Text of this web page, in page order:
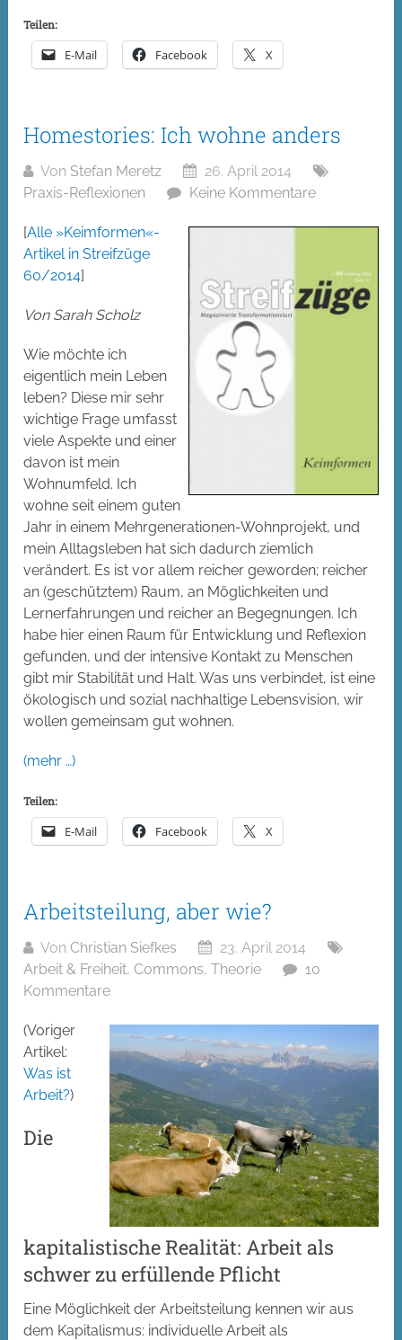
Teilen:
E-Mail Facebook X
Homestories: Ich wohne anders
Von Stefan Meretz
26. April 2014
Praxis-Reflexionen
Keine Kommentare
[Alle »Keimformen«-
Artikel in Streifzüge
60/2014]
Von Sarah Scholz
Wie möchte ich
eigentlich mein Leben
leben? Diese mir sehr
wichtige Frage umfasst
viele Aspekte und einer
davon ist mein
Wohnumfeld. Ich
wohne seit einem guten
Jahr in einem Mehrgenerationen-Wohnprojekt, und
mein Alltagsleben hat sich dadurch ziemlich
verändert. Es ist vor allem reicher geworden; reicher
an (geschütztem) Raum, an Möglichkeiten und
Lernerfahrungen und reicher an Begegnungen. Ich
habe hier einen Raum für Entwicklung und Reflexion
gefunden, und der intensive Kontakt zu Menschen
gibt mir Stabilität und Halt. Was uns verbindet, ist eine
ökologisch und sozial nachhaltige Lebensvision, wir
wollen gemeinsam gut wohnen.
(mehr …)
Teilen:
E-Mail Facebook X
Arbeitsteilung, aber wie?
VonChristian Siefkes
23. April 2014
Arbeit & Freiheit,Commons,Theorie
10
Kommentare
(Voriger
Artikel:
Was ist
Arbeit?)
Die
kapitalistische Realität: Arbeit als
schwer zu erfüllende Pflicht
Eine Möglichkeit der Arbeitsteilung kennen wir aus
dem Kapitalismus: individuelle Arbeit als